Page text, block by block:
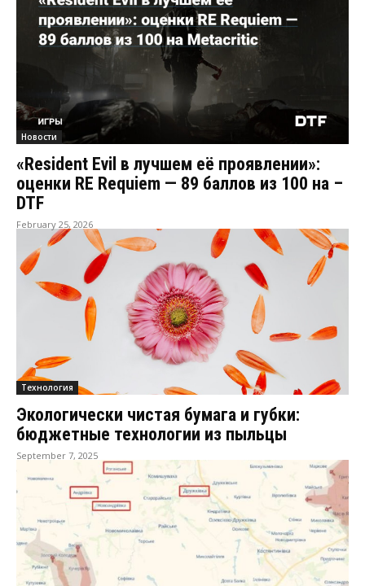
Новости
«Resident Evil в лучшем её проявлении»:
оценки RE Requiem — 89 баллов из 100 на –
DTF
February 25, 2026
Технология
Экологически чистая бумага и губки:
бюджетные технологии из пыльцы
September 7, 2025